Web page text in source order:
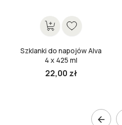
Szklanki do napojów Alva
4 x 425 ml
22,00 zł
